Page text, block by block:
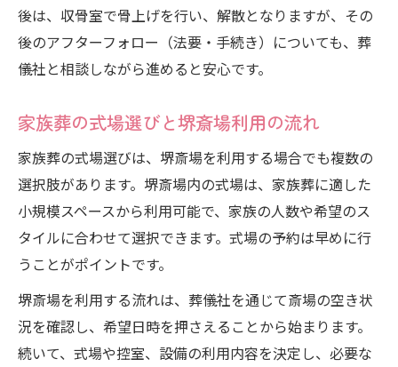
後は、収骨室で骨上げを行い、解散となりますが、その
後のアフターフォロー（法要・手続き）についても、葬
儀社と相談しながら進めると安心です。
家族葬の式場選びと堺斎場利用の流れ
家族葬の式場選びは、堺斎場を利用する場合でも複数の
選択肢があります。堺斎場内の式場は、家族葬に適した
小規模スペースから利用可能で、家族の人数や希望のス
タイルに合わせて選択できます。式場の予約は早めに行
うことがポイントです。
堺斎場を利用する流れは、葬儀社を通じて斎場の空き状
況を確認し、希望日時を押さえることから始まります。
続いて、式場や控室、設備の利用内容を決定し、必要な